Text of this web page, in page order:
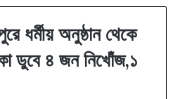
ধর্মীয় অনুষ্ঠান থেকে
ডুবে ৪ জন নিখোঁজ,১